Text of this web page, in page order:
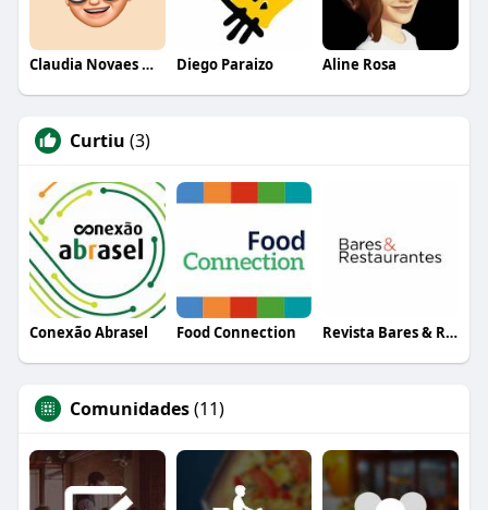
Claudia Novaes Novaes Diego Paraizo Aline Rosa
Curtiu (3)
Conexão Abrasel Food Connection Revista Bares & Restaurantes
Comunidades(11)